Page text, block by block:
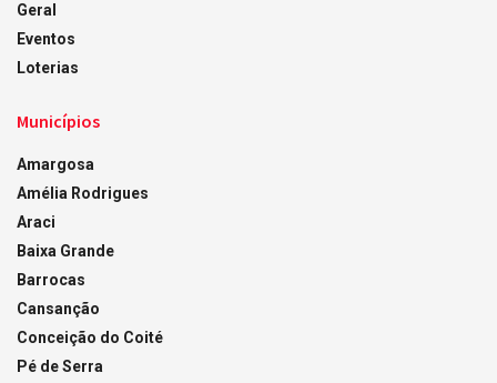
Geral
Eventos
Loterias
Municípios
Amargosa
Amélia Rodrigues
Araci
Baixa Grande
Barrocas
Cansanção
Conceição do Coité
Pé de Serra